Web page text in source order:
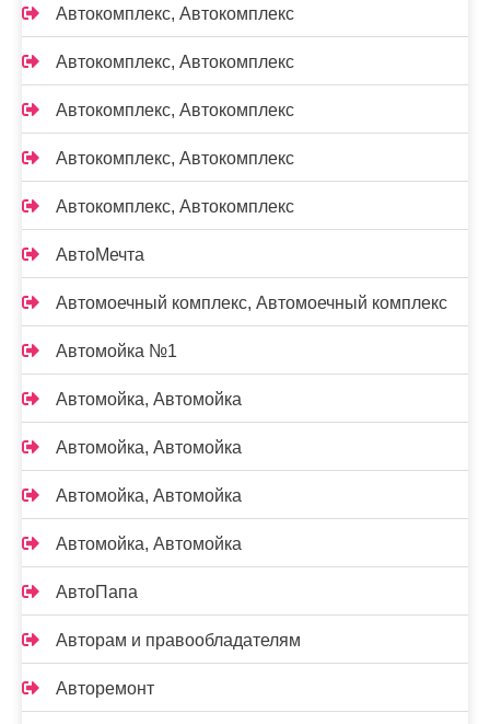
Автокомплекс, Автокомплекс
Автокомплекс, Автокомплекс
Автокомплекс, Автокомплекс
Автокомплекс, Автокомплекс
Автокомплекс, Автокомплекс
АвтоМечта
Автомоечный комплекс, Автомоечный комплекс
Автомойка №1
Автомойка, Автомойка
Автомойка, Автомойка
Автомойка, Автомойка
Автомойка, Автомойка
АвтоПапа
Авторам и правообладателям
Авторемонт